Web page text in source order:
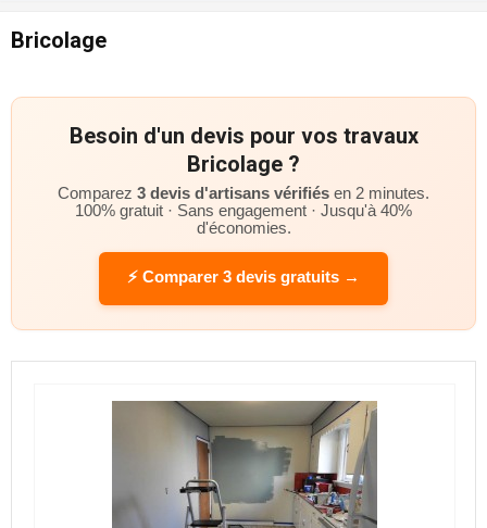
Bricolage
Besoin d'un devis pour vos travaux
Bricolage ?
Comparez 3 devis d'artisans vérifiés en 2 minutes.
100% gratuit · Sans engagement · Jusqu'à 40%
d'économies.
⚡ Comparer 3 devis gratuits →